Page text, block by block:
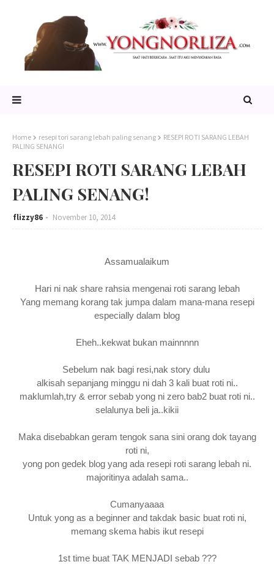
Home resepi tori sarang lebah paling senang
RESEPI ROTI SARANG LEBAH
PALING SENANG!
RESEPI ROTI SARANG LEBAH
PALING SENANG!
flizzy86 November 10, 2014
Assamualaikum
Hari ni nak share rahsia mengenai roti sarang lebah
Yang memang korang tak jumpa dalam mana-mana resepi
especially dalam blog
Eheh..kekwat bukan mainnnnn
Sebelum nak bagi resi,nak story dulu
alkisah sepanjang minggu ni dah 3 kali buat roti ni..
maklumlah,try & error sebab yong ni zero bab2 buat roti ni..
selalunya beli ja..kikii
Maka disebabkan geram tengok sana sini orang dok tayang
roti ni,
yong pon gedek blog yang ada resepi roti sarang lebah ni.
majoritinya adalah sama..
Cumanyaaaa
Untuk yong as a beginner and takdak basic buat roti ni,
memang skema habis ikut resepi
1st time buat TAK MENJADI sebab ???